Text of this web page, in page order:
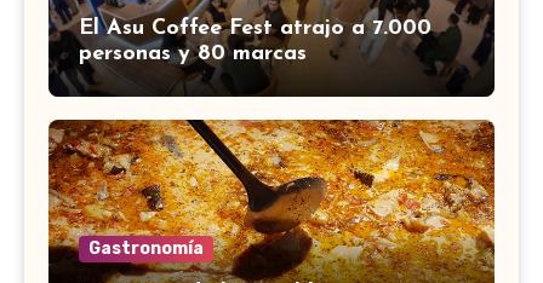
El Asu Coffee Fest atrajo a 7.000
personas y 80 marcas
Gastronomía